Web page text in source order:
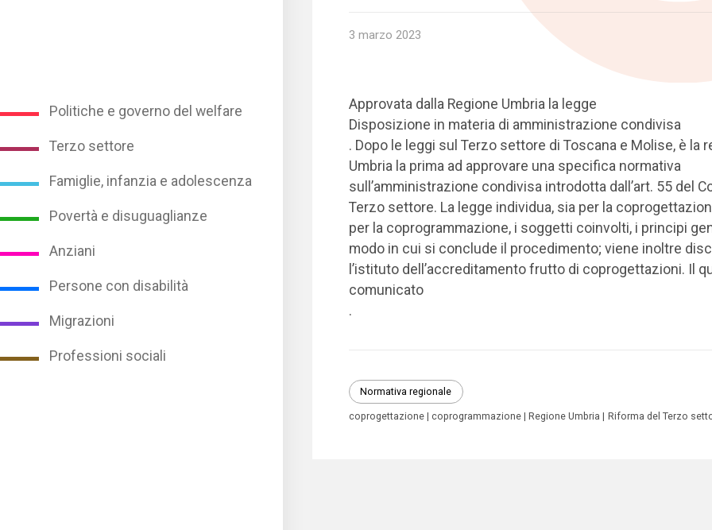
Politiche e governo del welfare
Terzo settore
Famiglie, infanzia e adolescenza
Povertà e disuguaglianze
Anziani
Persone con disabilità
Migrazioni
Professioni sociali
3 marzo 2023
Approvata dalla Regione Umbria la legge
Disposizione in materia di amministrazione condivisa
. Dopo le leggi sul Terzo settore di Toscana e Molise, è la
Umbria la prima ad approvare una specifica normativa
sull’amministrazione condivisa introdotta dall’art. 55 del
Terzo settore. La legge individua, sia per la
per la coprogrammazione, i soggetti coinvolti, i principi
modo in cui si conclude il procedimento; viene inoltre
l’istituto dell’accreditamento frutto di coprogettazioni. Il
comunicato
.
Normativa regionale
coprogettazione coprogrammazione Regione Umbria Riforma del Terzo